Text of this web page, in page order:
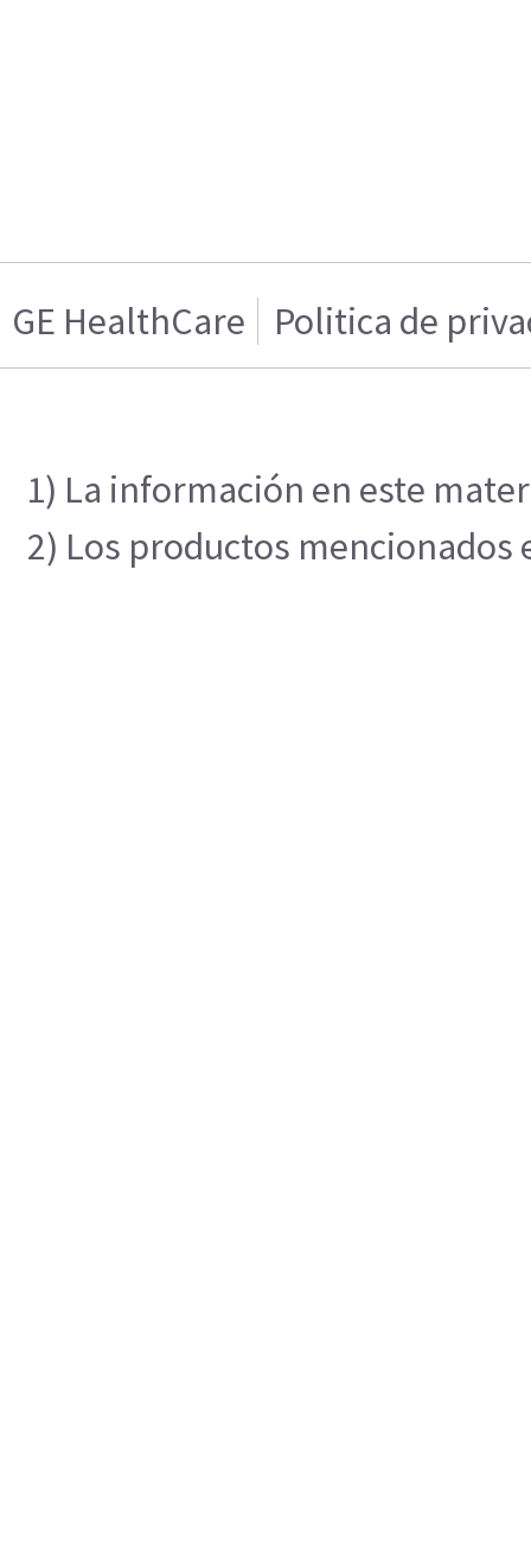
GE HealthCare Politica de
1) La información en este
2) Los productos